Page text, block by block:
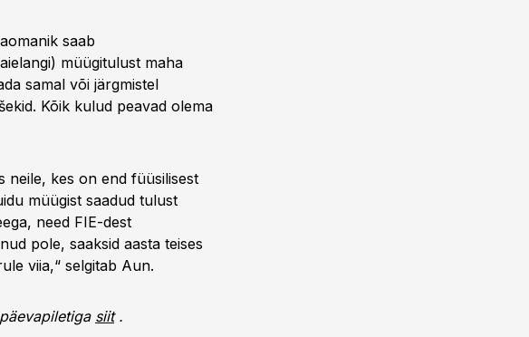
saab
müügitulust maha
samal või järgmistel
Kõik kulud peavad olema
neile, kes on end füüsilisest
müügist saadud tulust
need FIE-dest
pole, saaksid aasta teises
viia,“ selgitab Aun.
siit .